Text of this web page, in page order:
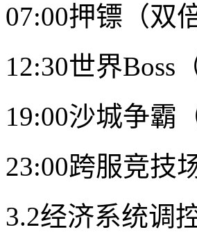
07:00押镖（双
12:30世界Boss
19:00沙城争霸
23:00跨服竞技
3.2经济系统调